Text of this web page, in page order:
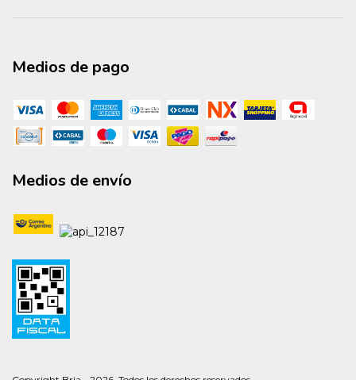
Medios de pago
Medios de envío